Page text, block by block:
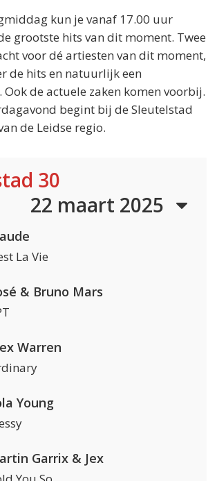
kun je vanaf 17.00 uur
grootste hits van dit moment. Twee
voor dé artiesten van dit moment,
de hits en natuurlijk een
Ook de actuele zaken komen voorbij.
begint bij de Sleutelstad
de Leidse regio.
30
22 maart 2025
La Vie
& Bruno Mars
Warren
Young
Garrix & Jex